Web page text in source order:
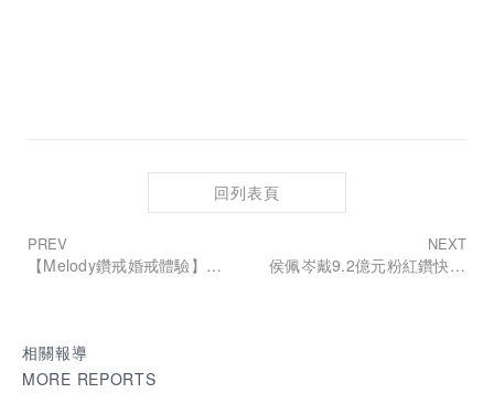
PREV
【Melody鑽戒婚戒體驗】ALUXE亞立詩・超美的客製化鑽戒、訂製婚戒・一起打造傳遞幸福的愛情信物！
NEXT
侯佩岑戴9.2億元粉紅鑽快瘋了 老公「拍手」回應
回列表頁
相關報導
MORE REPORTS